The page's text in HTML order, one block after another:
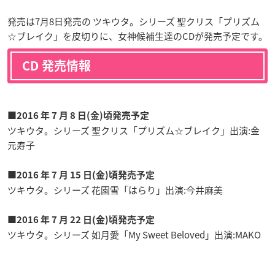
発売は7月8日発売の ツキウタ。シリーズ 聖クリス「プリズム
☆ブレイク」を皮切りに、女神候補生達のCDが発売予定です。
CD 発売情報
■2016 年 7 月 8 日(金)頃発売予定
ツキウタ。シリーズ 聖クリス「プリズム☆ブレイク」出演:金
元寿子
■2016 年 7 月 15 日(金)頃発売予定
ツキウタ。シリーズ 花園雪「はらり」出演:今井麻美
■2016 年 7 月 22 日(金)頃発売予定
ツキウタ。シリーズ 如月愛「My Sweet Beloved」出演:MAKO